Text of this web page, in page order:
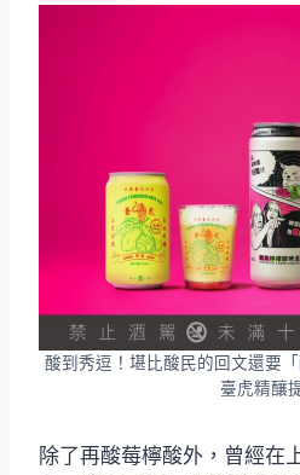
酸到秀逗！堪比酸民的回文還要「
臺虎精釀
除了再酸莓檸酸外，曾經在